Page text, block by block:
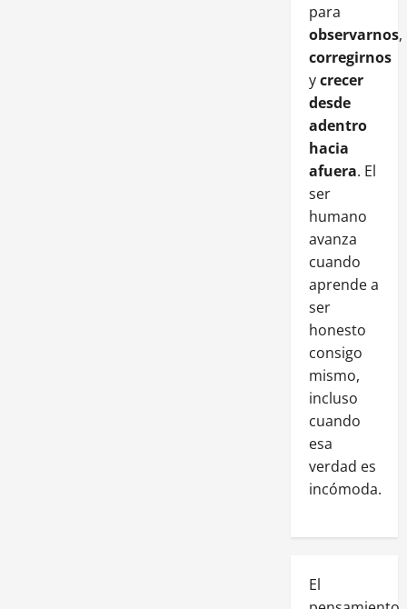
para
observarnos,
corregirnos
ycrecer
desde
adentro
hacia
afuera. El
ser
humano
avanza
cuando
aprende a
ser
honesto
consigo
mismo,
incluso
cuando
esa
verdad es
incómoda.
El